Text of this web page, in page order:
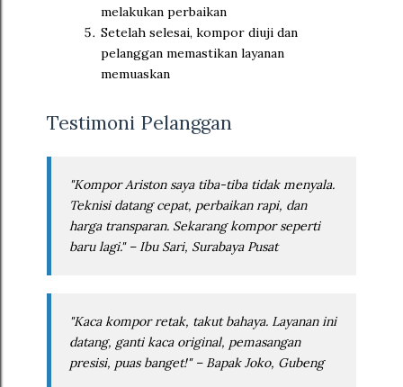
melakukan perbaikan
Setelah selesai, kompor diuji dan
pelanggan memastikan layanan
memuaskan
Testimoni Pelanggan
"Kompor Ariston saya tiba-tiba tidak menyala.
Teknisi datang cepat, perbaikan rapi, dan
harga transparan. Sekarang kompor seperti
baru lagi." – Ibu Sari, Surabaya Pusat
"Kaca kompor retak, takut bahaya. Layanan ini
datang, ganti kaca original, pemasangan
presisi, puas banget!" – Bapak Joko, Gubeng